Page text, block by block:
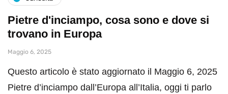
Pietre d'inciampo, cosa sono e dove si
trovano in Europa
Maggio 6, 2025
Questo articolo è stato aggiornato il Maggio 6, 2025
Pietre d’inciampo dall’Europa all’Italia, oggi ti parlo